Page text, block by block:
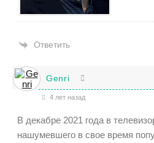
Ответить
Genri
4 лет назад
В декабре 2021 года в
нашумевшего в свое время